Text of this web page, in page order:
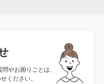
やお困りごとは、
ください。